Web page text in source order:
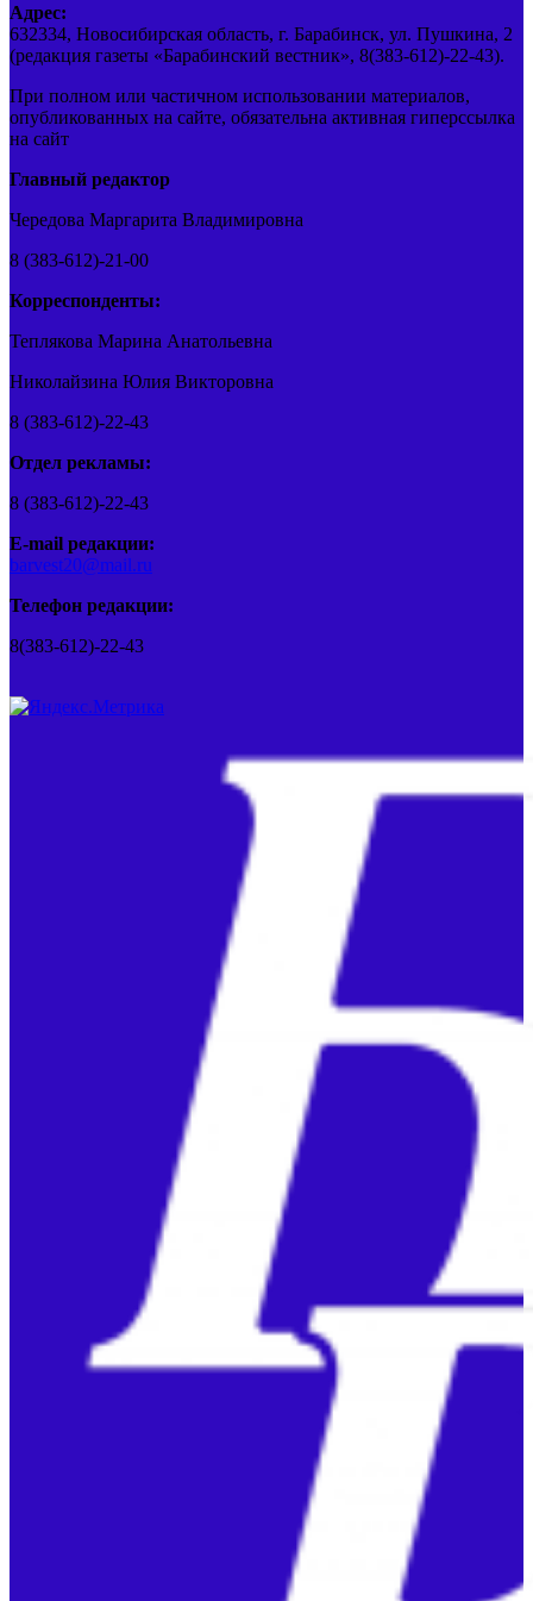
Адрес:
632334, Новосибирская область, г. Барабинск, ул. Пушкина, 2
(редакция газеты «Барабинский вестник», 8(383-612)-22-43).
При полном или частичном использовании материалов,
опубликованных на сайте, обязательна активная гиперссылка
на сайт
Главный редактор
Чередова Маргарита Владимировна
8 (383-612)-21-00
Корреспонденты:
Теплякова Марина Анатольевна
Николайзина Юлия Викторовна
8 (383-612)-22-43
Отдел рекламы:
8 (383-612)-22-43
E-mail редакции:
barvest20@mail.ru
Телефон редакции:
8(383-612)-22-43